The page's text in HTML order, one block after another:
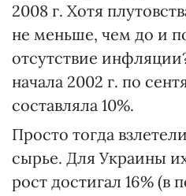
2008 г. Хотя
не меньше, чем до и
отсутствие
начала 2002 г. по
составляла 10%.
Просто тогда
сырье. Для Украины
рост достигал 16% (в